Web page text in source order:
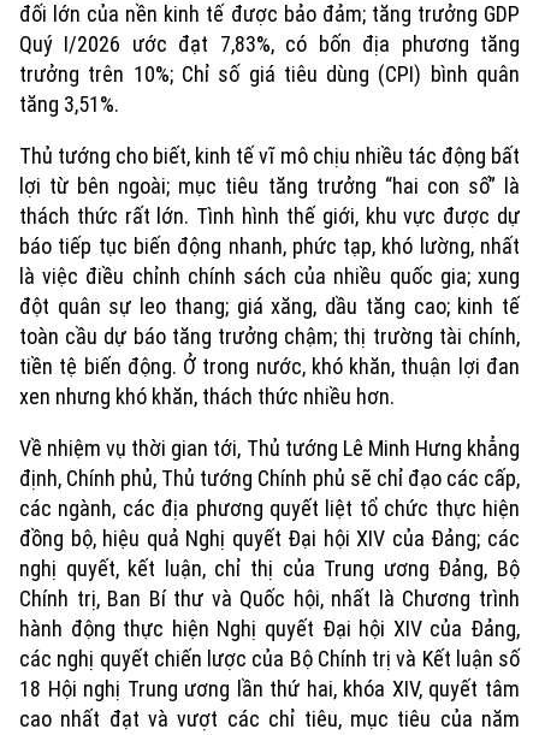
Xu hướng
đối lớn của nền kinh tế được bảo đảm; tăng trưởng GDP
Quý I/2026 ước đạt 7,83%, có bốn địa phương tăng
trưởng trên 10%; Chỉ số giá tiêu dùng (CPI) bình quân
tăng 3,51%.
Thủ tướng cho biết, kinh tế vĩ mô chịu nhiều tác động bất
lợi từ bên ngoài; mục tiêu tăng trưởng “hai con số” là
thách thức rất lớn. Tình hình thế giới, khu vực được dự
báo tiếp tục biến động nhanh, phức tạp, khó lường, nhất
là việc điều chỉnh chính sách của nhiều quốc gia; xung
đột quân sự leo thang; giá xăng, dầu tăng cao; kinh tế
toàn cầu dự báo tăng trưởng chậm; thị trường tài chính,
tiền tệ biến động. Ở trong nước, khó khăn, thuận lợi đan
xen nhưng khó khăn, thách thức nhiều hơn.
Về nhiệm vụ thời gian tới, Thủ tướng Lê Minh Hưng khẳng
định, Chính phủ, Thủ tướng Chính phủ sẽ chỉ đạo các cấp,
các ngành, các địa phương quyết liệt tổ chức thực hiện
đồng bộ, hiệu quả Nghị quyết Đại hội XIV của Đảng; các
nghị quyết, kết luận, chỉ thị của Trung ương Đảng, Bộ
Chính trị, Ban Bí thư và Quốc hội, nhất là Chương trình
hành động thực hiện Nghị quyết Đại hội XIV của Đảng,
các nghị quyết chiến lược của Bộ Chính trị và Kết luận số
18 Hội nghị Trung ương lần thứ hai, khóa XIV, quyết tâm
cao nhất đạt và vượt các chỉ tiêu, mục tiêu của năm